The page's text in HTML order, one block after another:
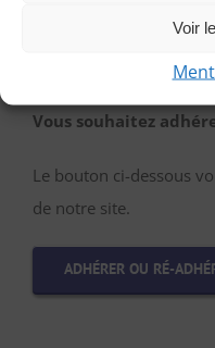
Voir
Vous souhaitez
Le bouton ci-dessous
de notre site.
ADHÉRER OU RÉ-